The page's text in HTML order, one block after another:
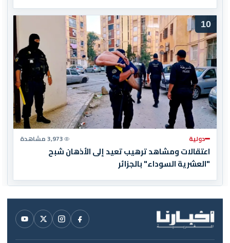
10
دولية 3,973 مشاهدة
اعتقالات ومشاهد ترهيب تعيد إلى الأذهان شبح
"العشرية السوداء" بالجزائر